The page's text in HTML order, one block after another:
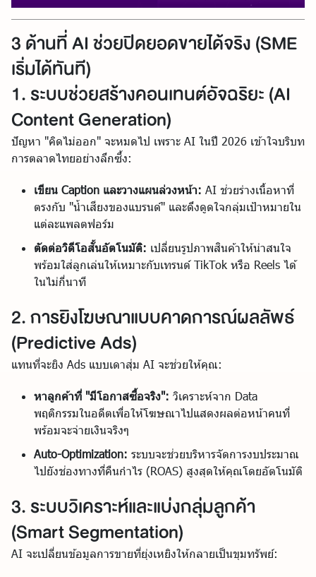
3 ด้านที่ AI ช่วยปิดยอดขายได้จริง (SME
เริ่มได้ทันที)
1. ระบบช่วยสร้างคอนเทนต์อัจฉริยะ (AI
Content Generation)
ปัญหา "คิดไม่ออก" จะหมดไป เพราะ AI ในปี 2026 เข้าใจบริบท
การตลาดไทยอย่างลึกซึ้ง:
เขียน Caption และวางแผนล่วงหน้า: AI ช่วยร่างเนื้อหาที่
ตรงกับ "น้ำเสียงของแบรนด์" และดึงดูดใจกลุ่มเป้าหมายใน
แต่ละแพลตฟอร์ม
ตัดต่อวิดีโอสั้นอัตโนมัติ: เปลี่ยนรูปภาพสินค้าให้น่าสนใจ
พร้อมใส่ลูกเล่นให้เหมาะกับเทรนด์ TikTok หรือ Reels ได้
ในไม่กี่นาที
2. การยิงโฆษณาแบบคาดการณ์ผลลัพธ์
(Predictive Ads)
แทนที่จะยิง Ads แบบเดาสุ่ม AI จะช่วยให้คุณ:
หาลูกค้าที่ "มีโอกาสซื้อจริง": วิเคราะห์จาก Data
พฤติกรรมในอดีตเพื่อให้โฆษณาไปแสดงผลต่อหน้าคนที่
พร้อมจะจ่ายเงินจริงๆ
Auto-Optimization: ระบบจะช่วยบริหารจัดการงบประมาณ
ไปยังช่องทางที่คืนกำไร (ROAS) สูงสุดให้คุณโดยอัตโนมัติ
3. ระบบวิเคราะห์และแบ่งกลุ่มลูกค้า
(Smart Segmentation)
AI จะเปลี่ยนข้อมูลการขายที่ยุ่งเหยิงให้กลายเป็นขุมทรัพย์: